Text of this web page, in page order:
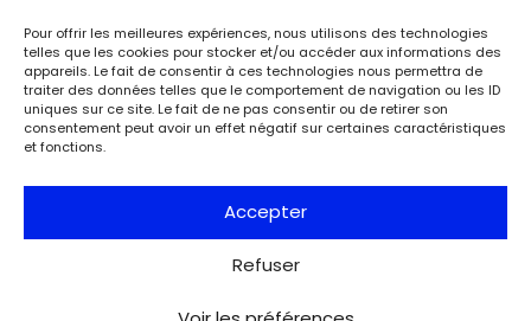
Pour offrir les meilleures expériences, nous utilisons des technologies
telles que les cookies pour stocker et/ou accéder aux informations des
appareils. Le fait de consentir à ces technologies nous permettra de
traiter des données telles que le comportement de navigation ou les ID
uniques sur ce site. Le fait de ne pas consentir ou de retirer son
consentement peut avoir un effet négatif sur certaines caractéristiques
et fonctions.
Accepter
Refuser
novatrice qui présente environ 35 peintures architecturales
réalisées entre les années 1920 et 1960. Pionnière de l’art
moderne, O’Keeffe a célébré la beauté et la complexité
des environnements bâtis qu’elle a habités à travers ces
œuvres remarquables. Tout au long de sa longue carrière,
l’artiste a puisé son inspiration dans […]
Du 27.11.2026 au 04.04.2027
Bizarre ! L’histoire de l’art du mot le
plus fou du monde